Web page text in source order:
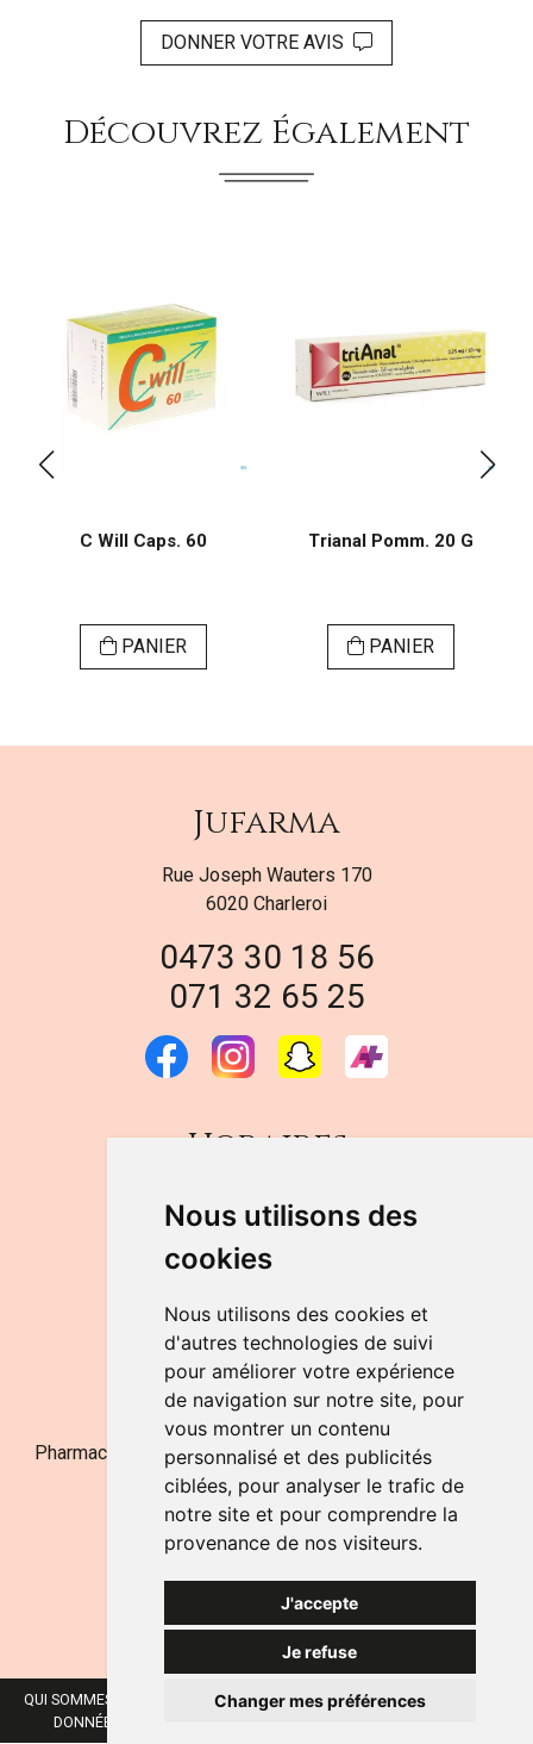
Nous utilisons des
cookies
Nous utilisons des cookies et
d'autres technologies de suivi
pour améliorer votre expérience
de navigation sur notre site, pour
vous montrer un contenu
personnalisé et des publicités
ciblées, pour analyser le trafic de
notre site et pour comprendre la
provenance de nos visiteurs.
J'accepte
Je refuse
Changer mes préférences
DONNER VOTRE AVIS
Découvrez Également
C Will Caps. 60
PANIER
Trianal Pomm. 20 G
PANIER
Jufarma
Rue Joseph Wauters 170
6020 Charleroi
0473 30 18 56
071 32 65 25
Horaires
DU LUNDI AU VENDREDI
de 9h à 12h30 et de 14h à 18h
LE SAMEDI
de 9h à 12h30
NOUS CONTACTER
Pharmacie Jufarma - Fatima Abachra - APB 521704 - N°
Entreprise BE0882-700-592
QUI SOMMES-NOUS ? NOS MARQUES MENTIONS LÉGALES
DONNÉES PERSONNELLES